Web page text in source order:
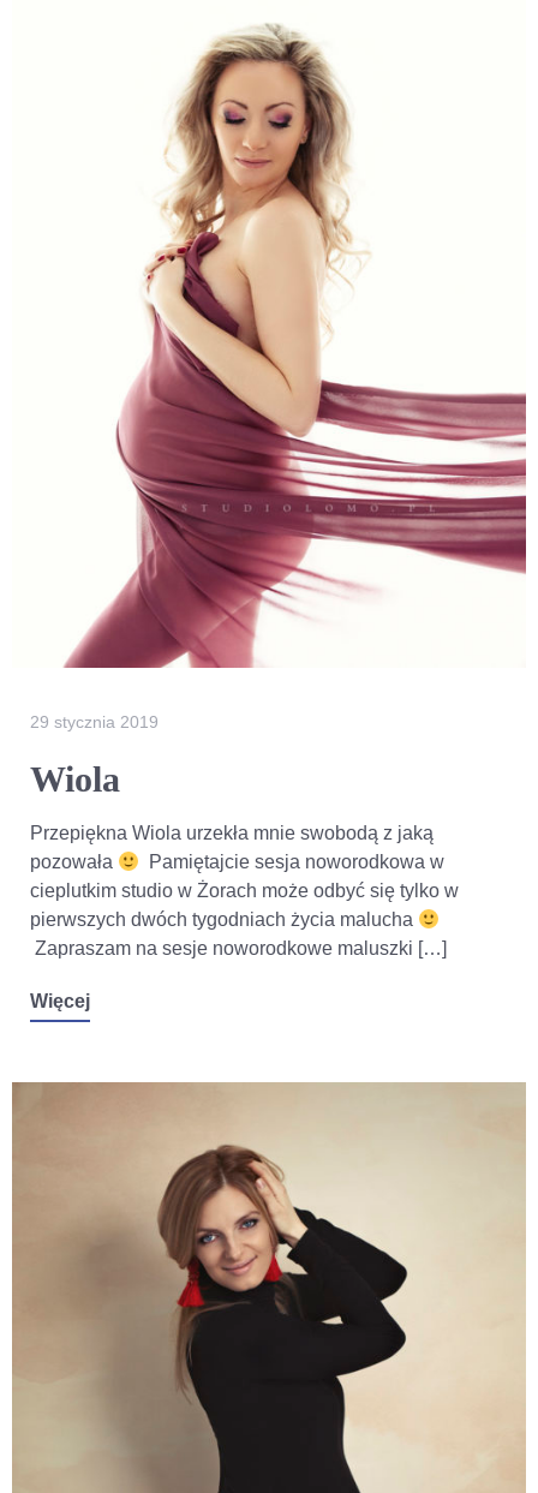
29 stycznia 2019
Wiola
Przepiękna Wiola urzekła mnie swobodą z jaką
pozowała
Pamiętajcie sesja noworodkowa w
cieplutkim studio w Żorach może odbyć się tylko w
pierwszych dwóch tygodniach życia malucha
Zapraszam na sesje noworodkowe maluszki […]
Więcej